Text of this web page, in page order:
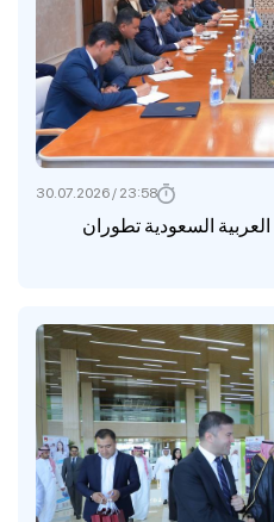
السعودية تطوران
23:58 / 30.07.2026